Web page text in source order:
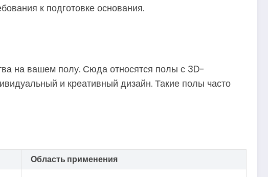
к подготовке основания.
на вашем полу. Сюда относятся полы с 3D-
и креативный дизайн. Такие полы часто
Область применения